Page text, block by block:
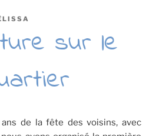
sur le
ans de la fête des voisins, avec